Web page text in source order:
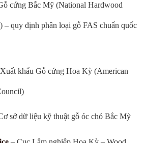
cứng Bắc Mỹ (National Hardwood
– quy định phân loại gỗ FAS chuẩn quốc
khẩu Gỗ cứng Hoa Kỳ (American
sở dữ liệu kỹ thuật gỗ óc chó Bắc Mỹ